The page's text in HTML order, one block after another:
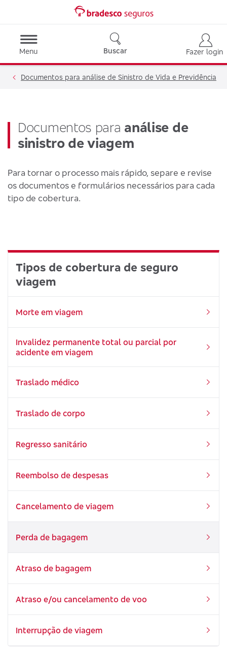
Menu Buscar Fazer login
Documentos para análise de Sinistro de Vida e Previdência
Documentos para análise de
sinistro de viagem
Para tornar o processo mais rápido, separe e revise
os documentos e formulários necessários para cada
tipo de cobertura.
Tipos de cobertura de seguro
viagem
Morte em viagem
Invalidez permanente total ou parcial por
acidente em viagem
Traslado médico
Traslado de corpo
Regresso sanitário
Reembolso de despesas
Cancelamento de viagem
Perda de bagagem
Atraso de bagagem
Atraso e/ou cancelamento de voo
Interrupção de viagem